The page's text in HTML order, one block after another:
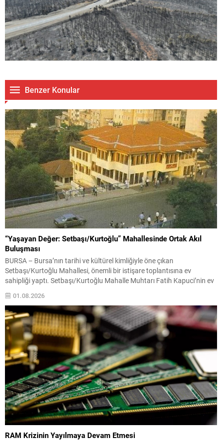
Benzer Konular
“Yaşayan Değer: Setbaşı/Kurtoğlu” Mahallesinde Ortak Akıl
Buluşması
BURSA – Bursa’nın tarihi ve kültürel kimliğiyle öne çıkan
Setbaşı/Kurtoğlu Mahallesi, önemli bir istişare toplantısına ev
sahipliği yaptı. Setbaşı/Kurtoğlu Mahalle Muhtarı Fatih Kapuci’nin ev
sahipliğinde gerçekleştirilen buluşmada, AK Parti Bursa İl Başkanı
Davut Gürkan, Yıldırım Belediye Başkanı Oktay Yılmaz ve AK Parti
Yıldırım İlçe Başkanı İrfan Akkaya mahalleyi ziyaret ederek...
01.08.2026
RAM Krizinin Yayılmaya Devam Etmesi